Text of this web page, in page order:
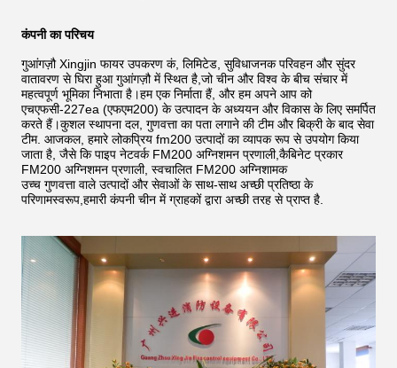
कंपनी का परिचय
गुआंगज़ौ Xingjin फायर उपकरण कं, लिमिटेड, सुविधाजनक परिवहन और सुंदर
वातावरण से घिरा हुआ गुआंगज़ौ में स्थित है,जो चीन और विश्व के बीच संचार में
महत्वपूर्ण भूमिका निभाता है।हम एक निर्माता हैं, और हम अपने आप को
एचएफसी-227ea (एफएम200) के उत्पादन के अध्ययन और विकास के लिए समर्पित
करते हैं।कुशल स्थापना दल, गुणवत्ता का पता लगाने की टीम और बिक्री के बाद सेवा
टीम. आजकल, हमारे लोकप्रिय fm200 उत्पादों का व्यापक रूप से उपयोग किया
जाता है, जैसे कि पाइप नेटवर्क FM200 अग्निशमन प्रणाली,कैबिनेट प्रकार
FM200 अग्निशमन प्रणाली, स्वचालित FM200 अग्निशामक
उच्च गुणवत्ता वाले उत्पादों और सेवाओं के साथ-साथ अच्छी प्रतिष्ठा के
परिणामस्वरूप,हमारी कंपनी चीन में ग्राहकों द्वारा अच्छी तरह से प्राप्त है.